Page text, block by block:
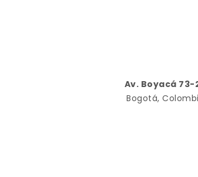
Av. Boyacá 73-
Bogotá,